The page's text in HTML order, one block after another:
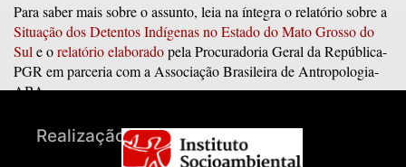
Para saber mais sobre o assunto, leia na íntegra o relatório sobre a
Situação dos Detentos Indígenas no Estado do Mato Grosso do
Sul e orelatório elaboradopela Procuradoria Geral da República-
PGR em parceria com a Associação Brasileira de Antropologia-
ABA